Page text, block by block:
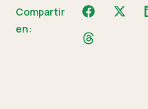
Compartir
en: